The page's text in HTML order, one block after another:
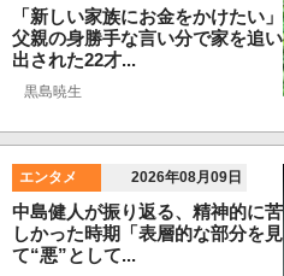
「新しい家族にお金をかけたい」
父親の身勝手な言い分で家を追い
出された22才...
黒島暁生
エンタメ 2026年08月09日
中島健人が振り返る、精神的に苦
しかった時期「表層的な部分を見
て“悪”として...